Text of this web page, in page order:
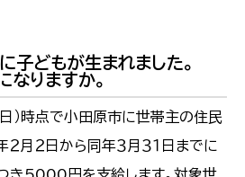
どもが生まれました。
りますか。
）時点で小田原市に世帯主の住民
２月２日から同年３月３１日までに